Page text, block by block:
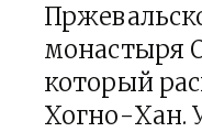
монастыря
который
Хогно-Хан.